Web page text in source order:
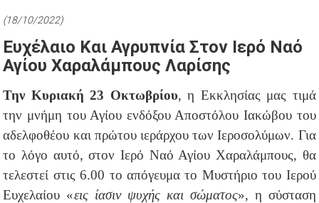
(18/10/2022)
Ευχέλαιο Και Αγρυπνία Στον Ιερό Ναό
Αγίου Χαραλάμπους Λαρίσης
Την Κυριακή 23 Οκτωβρίου, η Εκκλησίας μας τιμά
την μνήμη του Αγίου ενδόξου Αποστόλου Ιακώβου του
αδελφοθέου και πρώτου ιεράρχου των Ιεροσολύμων. Για
το λόγο αυτό, στον Ιερό Ναό Αγίου Χαραλάμπους, θα
τελεστεί στις 6.00 το απόγευμα το Μυστήριο του Ιερού
Ευχελαίου «εις ίασιν ψυχής και σώματος», η σύσταση